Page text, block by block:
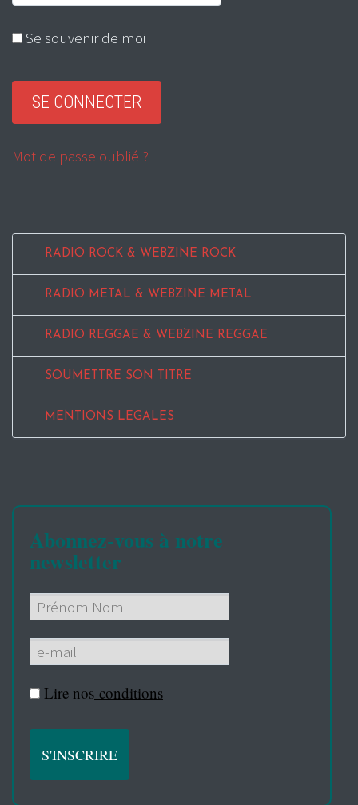
Se souvenir de moi
Mot de passe oublié ?
RADIO ROCK & WEBZINE ROCK
RADIO METAL & WEBZINE METAL
RADIO REGGAE & WEBZINE REGGAE
SOUMETTRE SON TITRE
MENTIONS LEGALES
Abonnez-vous à notre
newsletter
Lire nos conditions